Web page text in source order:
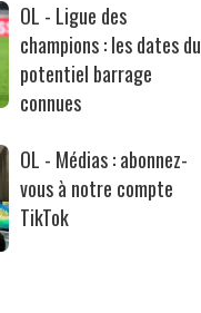
OL - Ligue des
champions : les dates du
potentiel barrage
connues
OL - Médias : abonnez-
vous à notre compte
TikTok